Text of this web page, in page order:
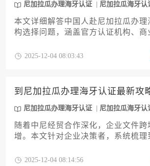
尼加拉瓜办理海牙认证 尼加拉瓜海牙认
本文详细解答中国人赴尼加拉瓜办理
构选择问题，涵盖官方认证机构、商
风险规避指南，助力企业高效完成
2025-12-04 08:03:43
到尼加拉瓜办理海牙认证最新攻
尼加拉瓜办理海牙认证 尼加拉瓜海牙认
随着中尼经贸合作深化，企业文件
增。本文针对企业决策者，系统梳理
值、适用文件类型、尼方主管机构
2025-12-04 08:14:56